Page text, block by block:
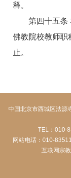
释。
第四十五条
佛教院校教师职
止。
中国北京市西城区法源
TEL：010-
网站电话：010-
互联网宗